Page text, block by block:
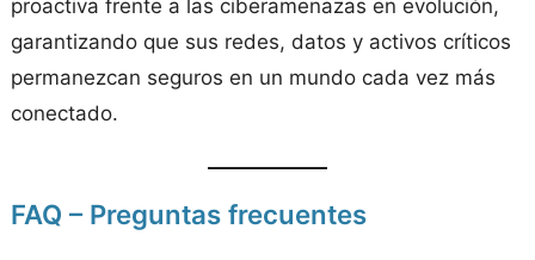
proactiva frente a las ciberamenazas en evolución,
garantizando que sus redes, datos y activos críticos
permanezcan seguros en un mundo cada vez más
conectado.
FAQ – Preguntas frecuentes